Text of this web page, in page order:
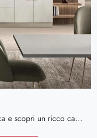
Cucine Moderne ad angolo: clicca e scopri un ricco catalogo di soluzioni dell'azienda Spar, tra cui il modello Sky 01.